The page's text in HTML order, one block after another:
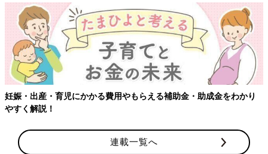
ジャージっぽくて、おしゃれなデザイン！「トラッ
クパンツ」
妊娠・出産・育児にかかる費用やもらえる補助金・助成金をわかり
やすく解説！
連載一覧へ